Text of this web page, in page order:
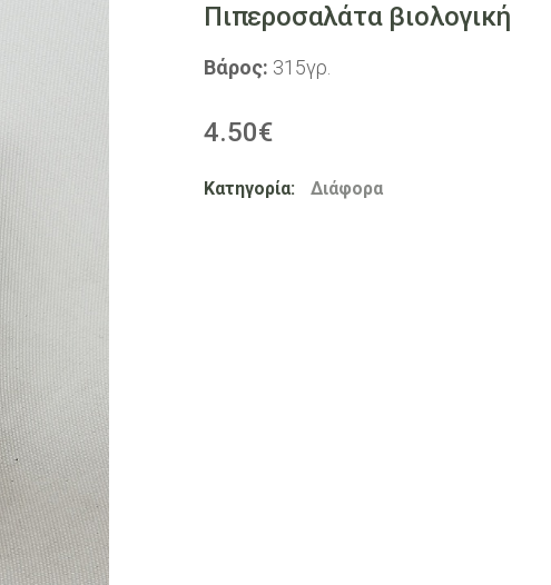
Πιπεροσαλάτα βιολογική
Βάρος: 315γρ.
4.50€
Κατηγορία: Διάφορα